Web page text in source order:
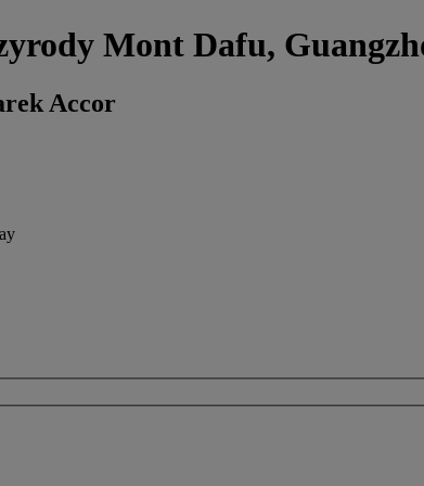
Mont Dafu,
Accor